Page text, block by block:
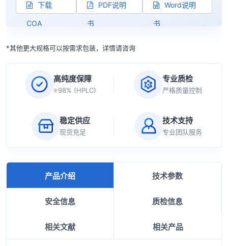
下载
COA
PDF说明
书
Word说明
书
*其他更大规格可以按需求包装，详情请咨询
高纯度保障
≥98% (HPLC)
专业质检
严格质量控制
稳定供应
现货充足
技术支持
专业团队服务
产品介绍 技术参数
安全信息 质检信息
相关文献 相关产品